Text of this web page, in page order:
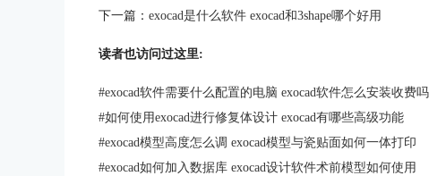
下一篇： exocad是什么软件 exocad和3shape哪个好用
读者也访问过这里:
#exocad软件需要什么配置的电脑 exocad软件怎么安装收费吗
#如何使用exocad进行修复体设计 exocad有哪些高级功能
#exocad模型高度怎么调 exocad模型与瓷贴面如何一体打印
#exocad如何加入数据库 exocad设计软件术前模型如何使用